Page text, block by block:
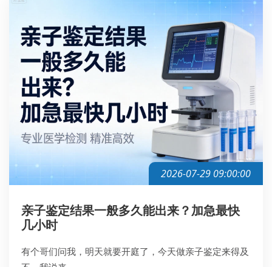
2026-07-29 09:00:00
亲子鉴定结果一般多久能出来？加急最快
几小时
有个哥们问我，明天就要开庭了，今天做亲子鉴定来得及